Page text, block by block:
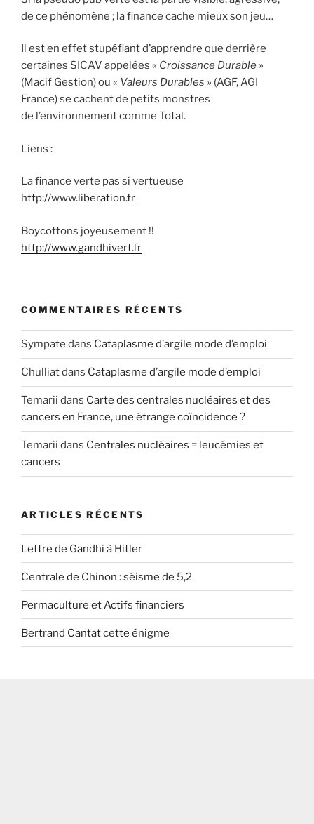
de ce phénomène ; la finance cache mieux son jeu…
Il est en effet stupéfiant d’apprendre que derrière
certaines SICAV appelées « Croissance Durable »
(Macif Gestion) ou « Valeurs Durables » (AGF, AGI
France) se cachent de petits monstres
de l’environnement comme Total.
Liens :
La finance verte pas si vertueuse
http://www.liberation.fr
Boycottons joyeusement !!
http://www.gandhivert.fr
COMMENTAIRES RÉCENTS
Sympate dans Cataplasme d’argile mode d’emploi
Chulliatdans Cataplasme d’argile mode d’emploi
Temarii dans Carte des centrales nucléaires et des
cancers en France, une étrange coïncidence ?
Temarii dans Centrales nucléaires = leucémies et
cancers
ARTICLES RÉCENTS
Lettre de Gandhi à Hitler
Centrale de Chinon : séisme de 5,2
Permaculture et Actifs financiers
Bertrand Cantat cette énigme